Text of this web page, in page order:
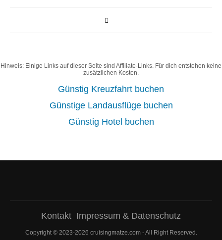
Hinweis: Einige Links auf dieser Seite sind Affiliate-Links. Für dich entstehen keine
zusätzlichen Kosten.
Günstig Kreuzfahrt buchen
Günstige Landausflüge buchen
Günstig Hotel buchen
Kontakt Impressum & Datenschutz
Copyright © 2023-2026 cruisingmatze.com - All Right Reserved.